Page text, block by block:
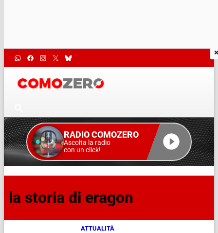
RADIO COMOZERO
Ascolta la radio
con un click!
la storia di eragon
ATTUALITÀ